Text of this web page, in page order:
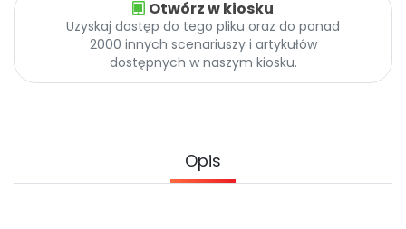
Pomoc
Otwórz w kiosku
Uzyskaj dostęp do tego pliku oraz do ponad
2000 innych scenariuszy i artykułów
dostępnych w naszym kiosku.
Opis